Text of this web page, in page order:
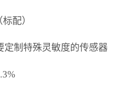
配）
定制特殊灵敏度的传感器